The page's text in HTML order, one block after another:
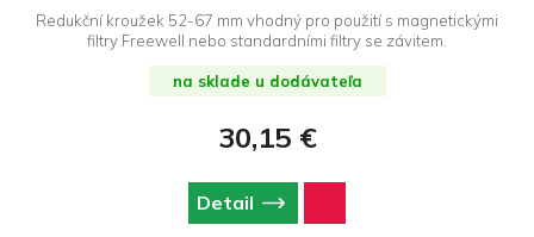
Redukční kroužek 52-67 mm vhodný pro použití s magnetickými
filtry Freewell nebo standardními filtry se závitem.
na sklade u dodávateľa
30,15 €
Detail